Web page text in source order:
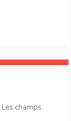
Les champs